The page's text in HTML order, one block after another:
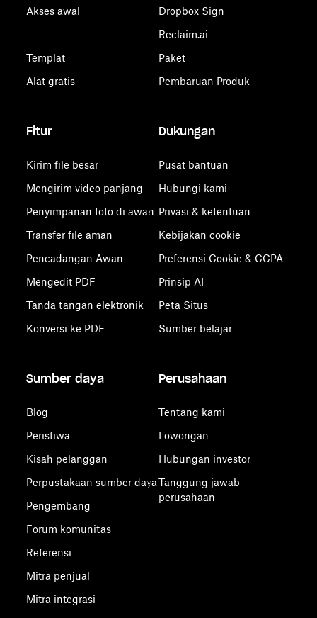
Akses awal
Templat
Alat gratis
Dropbox Sign
Reclaim.ai
Paket
Pembaruan Produk
Fitur
Kirim file besar
Mengirim video panjang
Penyimpanan foto di awan
Transfer file aman
Pencadangan Awan
Mengedit PDF
Tanda tangan elektronik
Konversi ke PDF
Dukungan
Pusat bantuan
Hubungi kami
Privasi & ketentuan
Kebijakan cookie
Preferensi Cookie & CCPA
Prinsip AI
Peta Situs
Sumber belajar
Sumber daya
Blog
Peristiwa
Kisah pelanggan
Perpustakaan sumber daya
Pengembang
Forum komunitas
Referensi
Mitra penjual
Mitra integrasi
Perusahaan
Tentang kami
Lowongan
Hubungan investor
Tanggung jawab
perusahaan